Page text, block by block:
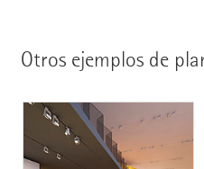
Otros ejemplos de